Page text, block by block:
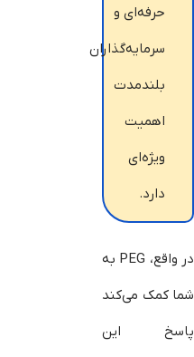
حرفه‌ای و
سرمایه‌گذاران
بلندمدت
اهمیت
ویژه‌ای
دارد.
در واقع، PEG به
شما کمک می‌کند
پاسخ این